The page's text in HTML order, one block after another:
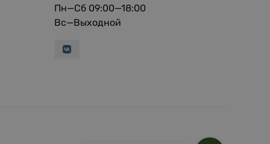
Пн—Сб 09:00—18:00
Вс—Выходной